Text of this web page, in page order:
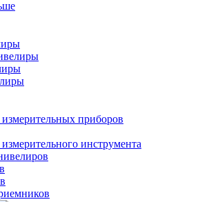
приборов
инструмента